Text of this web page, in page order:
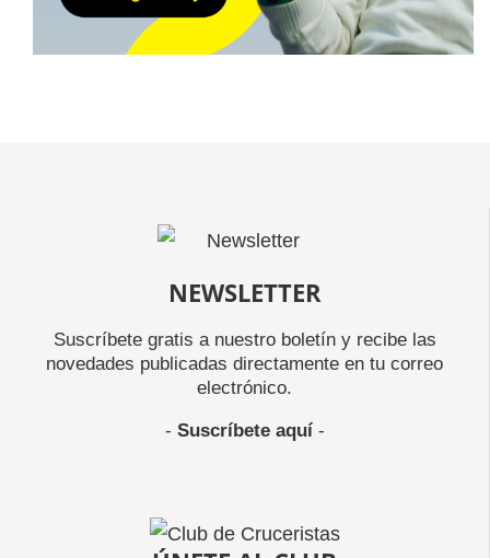
NEWSLETTER
Suscríbete gratis a nuestro boletín y recibe las
novedades publicadas directamente en tu correo
electrónico.
- Suscríbete aquí-